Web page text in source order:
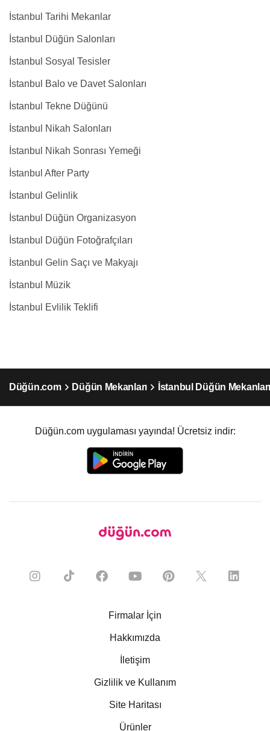
İstanbul Tarihi Mekanlar
İstanbul Düğün Salonları
İstanbul Sosyal Tesisler
İstanbul Balo ve Davet Salonları
İstanbul Tekne Düğünü
İstanbul Nikah Salonları
İstanbul Nikah Sonrası Yemeği
İstanbul After Party
İstanbul Gelinlik
İstanbul Düğün Organizasyon
İstanbul Düğün Fotoğrafçıları
İstanbul Gelin Saçı ve Makyajı
İstanbul Müzik
İstanbul Evlilik Teklifi
Düğün.com Düğün Mekanları İstanbul Düğün
Düğün.com uygulaması yayında! Ücretsiz indir:
Firmalar İçin
Hakkımızda
İletişim
Gizlilik ve Kullanım
Site Haritası
Ürünler